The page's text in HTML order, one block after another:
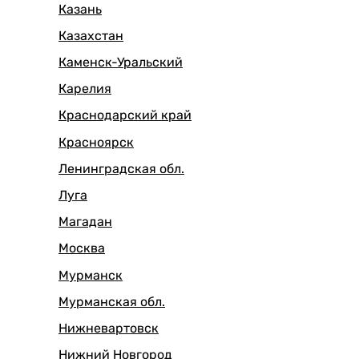
Казань
Казахстан
Каменск-Уральский
Карелия
Краснодарский край
Красноярск
Ленинградская обл.
Луга
Магадан
Москва
Мурманск
Мурманская обл.
Нижневартовск
Нижний Новгород